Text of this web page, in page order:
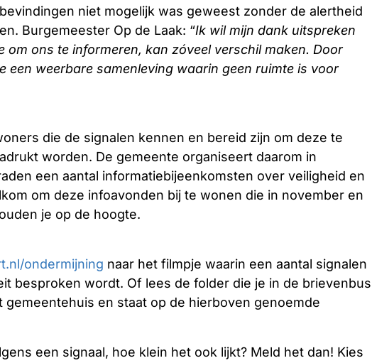
niet mogelijk was geweest zonder de alertheid
Burgemeester Op de Laak: “Ik wil mijn dank uitspreken
om ons te informeren, kan zóveel verschil maken. Door
een weerbare samenleving waarin geen ruimte is voor
die de signalen kennen en bereid zijn om deze te
worden. De gemeente organiseert daarom in
een aantal informatiebijeenkomsten over veiligheid en
om deze infoavonden bij te wonen die in november en
je op de hoogte.
ondermijning naar het filmpje waarin een aantal signalen
besproken wordt. Of lees de folder die je in de brievenbus
gemeentehuis en staat op de hierboven genoemde
een signaal, hoe klein het ook lijkt? Meld het dan! Kies